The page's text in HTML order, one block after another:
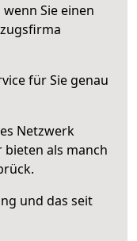
wenn Sie einen
für Sie genau
Netzwerk
als manch
und das seit